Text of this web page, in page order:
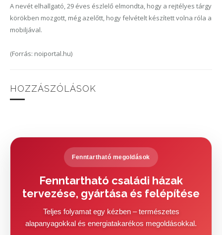
A nevét elhallgató, 29 éves észlelő elmondta, hogy a rejtélyes tárgy
körökben mozgott, még azelőtt, hogy felvételt készített volna róla a
mobiljával.
(Forrás: noiportal.hu)
HOZZÁSZÓLÁSOK
Fenntartható megoldások
Fenntartható családi házak
tervezése, gyártása és felépítése
Teljes folyamat egy kézben – természetes
alapanyagokkal és energiatakarékos megoldásokkal.